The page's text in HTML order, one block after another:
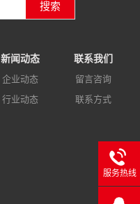
搜索
新闻动态
企业动态
行业动态
联系我们
留言咨询
联系方式
服务热线